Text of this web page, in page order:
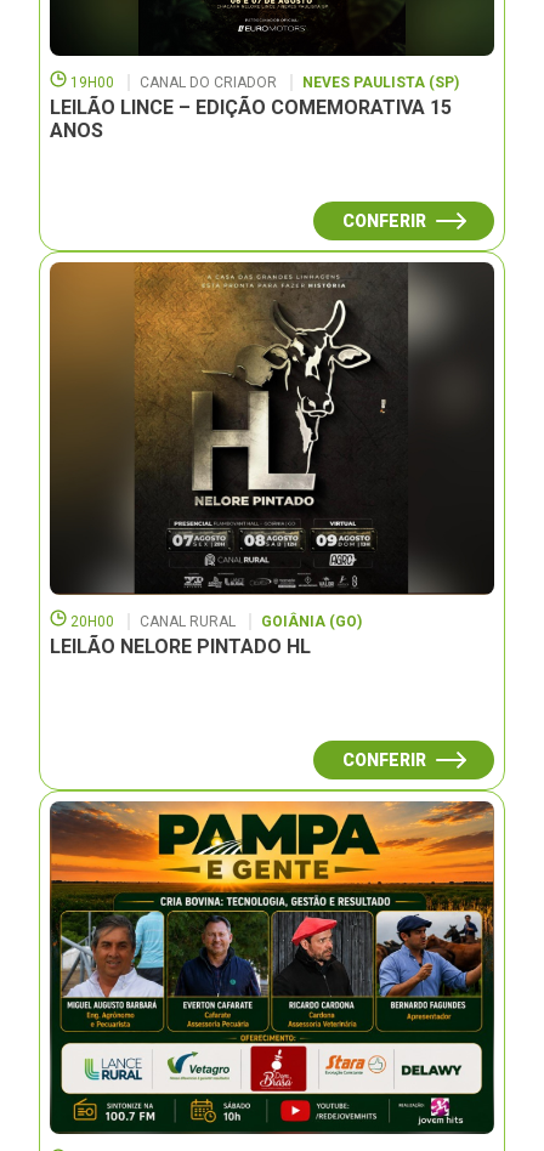
19H00 CANAL DO CRIADOR NEVES PAULISTA (SP)
LEILÃO LINCE – EDIÇÃO COMEMORATIVA 15
ANOS
CONFERIR
20H00 CANAL RURAL GOIÂNIA (GO)
LEILÃO NELORE PINTADO HL
CONFERIR